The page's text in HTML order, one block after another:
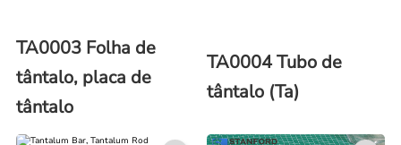
TA0003 Folha de
tântalo, placa de
tântalo
TA0004 Tubo de
tântalo (Ta)